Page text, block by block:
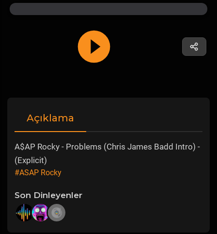
Açıklama
A$AP Rocky - Problems (Chris James Badd Intro) -
(Explicit)
#ASAP Rocky
Son Dinleyenler